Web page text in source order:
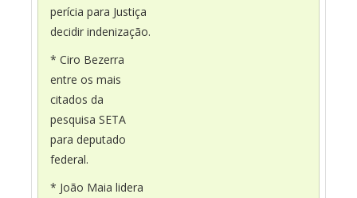
perícia para Justiça
decidir indenização.
* Ciro Bezerra
entre os mais
citados da
pesquisa SETA
para deputado
federal.
* João Maia lidera